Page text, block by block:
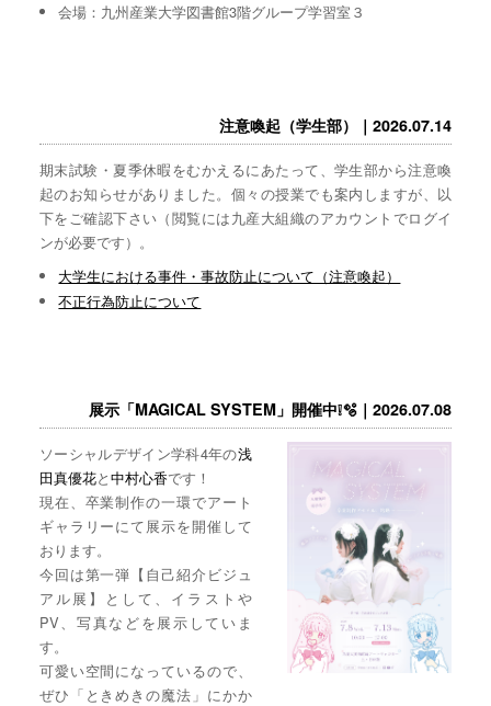
会場：九州産業大学図書館3階グループ学習室３
注意喚起（学生部）｜2026.07.14
期末試験・夏季休暇をむかえるにあたって、学生部から注意喚
起のお知らせがありました。個々の授業でも案内しますが、以
下をご確認下さい（閲覧には九産大組織のアカウントでログイ
ンが必要です）。
大学生における事件・事故防止について（注意喚起）
不正行為防止について
展示「MAGICAL SYSTEM」開催中❕🫧｜2026.07.08
ソーシャルデザイン学科4年の浅
田真優花と中村心香です！
現在、卒業制作の一環でアート
ギャラリーにて展示を開催して
おります。
今回は第一弾【自己紹介ビジュ
アル展】として、イラストや
PV、写真などを展示していま
す。
可愛い空間になっているので、
ぜひ「ときめきの魔法」にかか